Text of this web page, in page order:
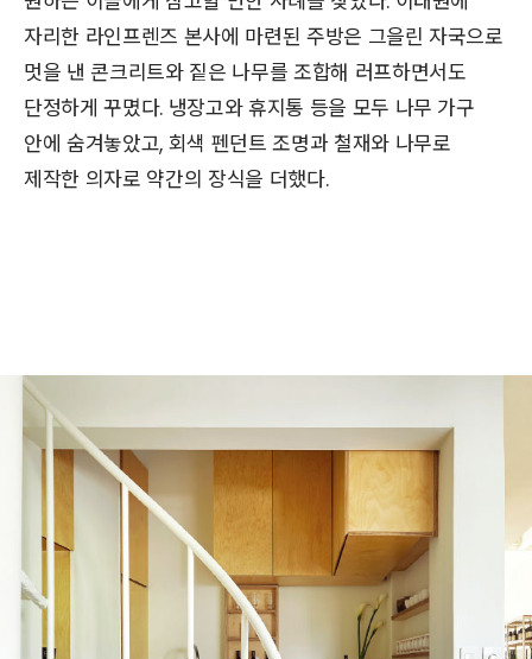
자리한 라인프렌즈 본사에 마련된 주방은 그을린 자국으로
멋을 낸 콘크리트와 짙은 나무를 조합해 러프하면서도
단정하게 꾸몄다. 냉장고와 휴지통 등을 모두 나무 가구
안에 숨겨놓았고, 회색 펜던트 조명과 철재와 나무로
제작한 의자로 약간의 장식을 더했다.